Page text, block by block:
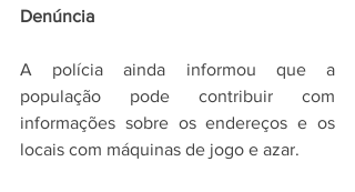
Denúncia
A polícia ainda informou que a
população pode contribuir com
informações sobre os endereços e os
locais com máquinas de jogo e azar.